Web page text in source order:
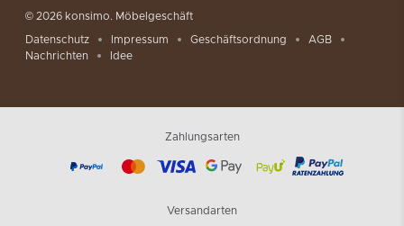
© 2026 konsimo. Möbelgeschäft
Datenschutz Impressum Geschäftsordnung
AGB
Nachrichten
Idee
Zahlungsarten
Versandarten